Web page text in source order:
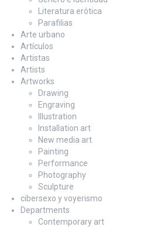
Literatura erótica
Parafilias
Arte urbano
Artículos
Artistas
Artists
Artworks
Drawing
Engraving
Illustration
Installation art
New media art
Painting
Performance
Photography
Sculpture
cibersexo y voyerismo
Departments
Contemporary art